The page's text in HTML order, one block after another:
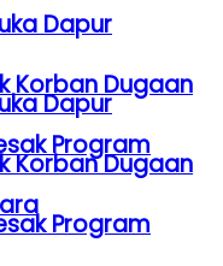
Dapur
Korban Dugaan
Program
Dapur
Korban Dugaan
Program